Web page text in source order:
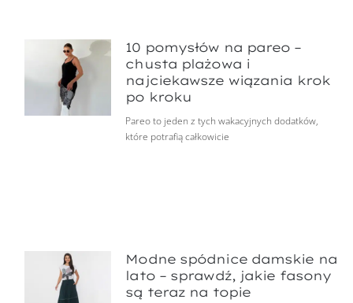
10 pomysłów na pareo –
chusta plażowa i
najciekawsze wiązania krok
po kroku
Pareo to jeden z tych wakacyjnych dodatków,
które potrafią całkowicie
Modne spódnice damskie na
lato – sprawdź, jakie fasony
są teraz na topie